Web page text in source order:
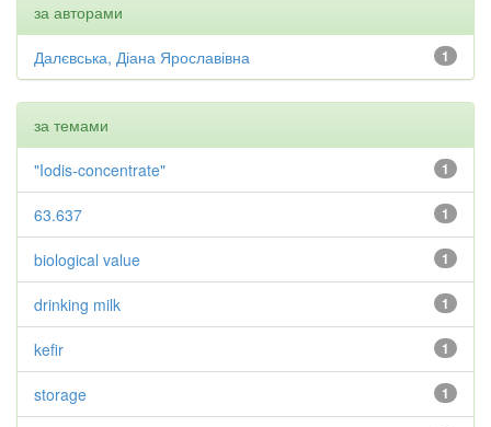
за авторами
1
Далєвська, Діана Ярославівна
за темами
1
"Iodis-concentrate"
1
63.637
1
biological value
1
drinking milk
1
kefir
1
storage